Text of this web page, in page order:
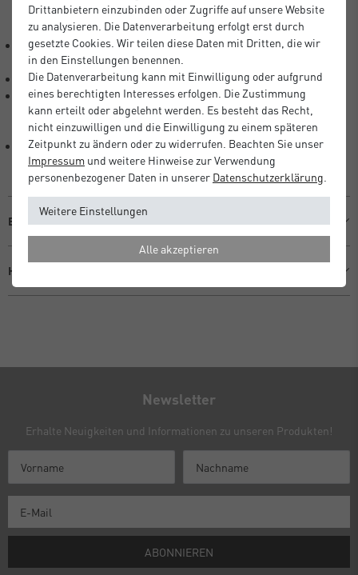
Schöner Holz-Bilderrahmen mit einem 35,6 mm breiten, mit
Ranken verzierten Profil.
Die Rahmen haben eine stabile MDF-Rückwand.
Die Fotoformate haben auf der Rückwand einem Aufsteller.
Beginnend mit dem Format 30x40 cm sind die Rahmen mit
Aufhängern im Hoch- und Querformat ausgestattet.
Die Arabesque Rahmen sind FSC®-zertifiziert (Lizenzcode: FSC®
C021405).
Beschreibung
Hersteller Informationen
Newsletter
Erhalte Neuigkeiten und Informationen zu unseren Produkten!
ABONNIEREN
Drittanbietern einzubinden oder Zugriffe auf unsere Website
zu analysieren. Die Datenverarbeitung erfolgt erst durch
gesetzte Cookies. Wir teilen diese Daten mit Dritten, die wir
in den Einstellungen benennen.
Die Datenverarbeitung kann mit Einwilligung oder aufgrund
eines berechtigten Interesses erfolgen. Die Zustimmung
kann erteilt oder abgelehnt werden. Es besteht das Recht,
nicht einzuwilligen und die Einwilligung zu einem späteren
Zeitpunkt zu ändern oder zu widerrufen. Beachten Sie unser
Impressum und weitere Hinweise zur Verwendung
personenbezogener Daten in unserer Daten­schutz­erklärung
Weitere Einstellungen
Alle akzeptieren